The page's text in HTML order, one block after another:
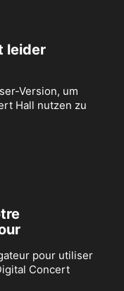
leider
Version, um
Hall nutzen zu
pour utiliser
Concert